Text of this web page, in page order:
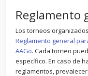
Reglamento
Los torneos
Reglamento general
AAGo. Cada torneo
específico. En caso de
reglamentos,